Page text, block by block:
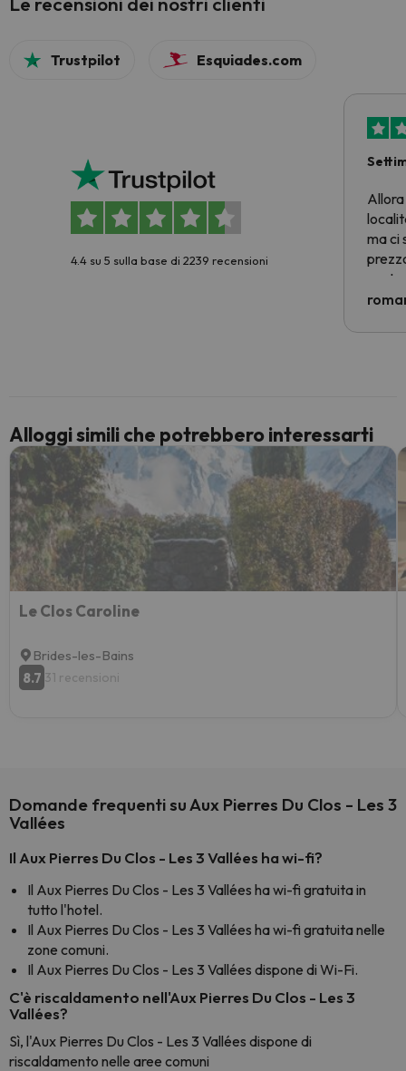
Trustpilot Esquiades.com
4.4 su 5 sulla base di 2239 recensioni
Allora
ma ci
Alloggi simili che potrebbero interessarti
Le Clos Caroline
Brides-les-Bains
8.7 31 recensioni
Domande frequenti su Aux Pierres Du Clos - Les 3
Vallées
Il Aux Pierres Du Clos - Les 3 Vallées ha wi-fi?
Il Aux Pierres Du Clos - Les 3 Vallées ha wi-fi gratuita in
tutto l'hotel.
Il Aux Pierres Du Clos - Les 3 Vallées ha wi-fi gratuita nelle
zone comuni.
Il Aux Pierres Du Clos - Les 3 Vallées dispone di Wi-Fi.
C'è riscaldamento nell'Aux Pierres Du Clos - Les 3
Vallées?
Sì, l'Aux Pierres Du Clos - Les 3 Vallées dispone di
riscaldamento nelle aree comuni